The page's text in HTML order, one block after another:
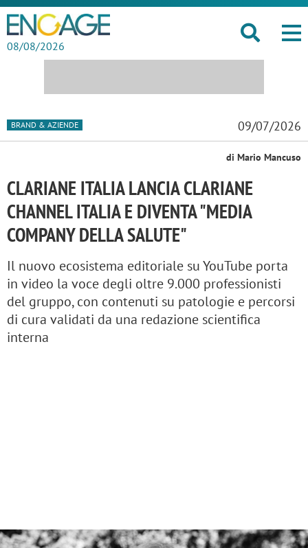
08/08/2026
BRAND & AZIENDE 09/07/2026
di Mario Mancuso
CLARIANE ITALIA LANCIA CLARIANE
CHANNEL ITALIA E DIVENTA "MEDIA
COMPANY DELLA SALUTE"
Il nuovo ecosistema editoriale su YouTube porta
in video la voce degli oltre 9.000 professionisti
del gruppo, con contenuti su patologie e percorsi
di cura validati da una redazione scientifica
interna